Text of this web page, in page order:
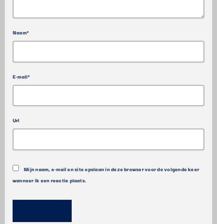
Naam*
E-mail*
Url
Mijn naam, e-mail en site opslaan in deze browser voor de volgende keer
wanneer ik een reactie plaats.